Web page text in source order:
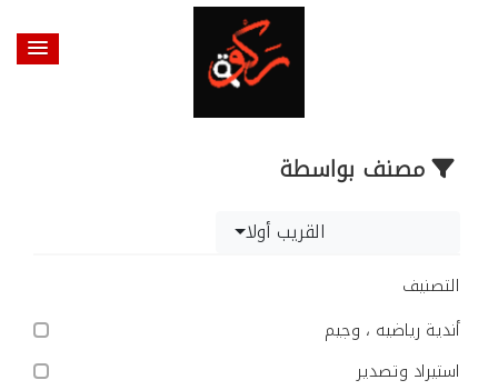
مصنف بواسطة
القريب أولا
التصنيف
أندية رياضيه ، وجيم
استيراد وتصدير